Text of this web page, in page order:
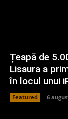
Țeapă de
Lisaura a
în locul unui
Featured 6